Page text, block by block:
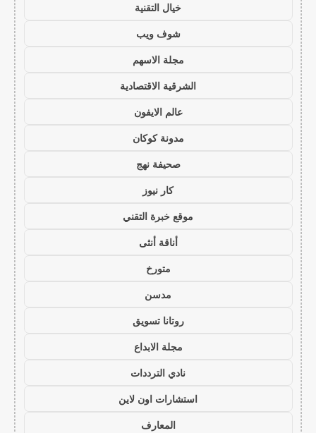
خيال التقنية
شوف ويب
مجلة الاسهم
الشرقية الاقتصادية
عالم الايفون
مدونة كوكان
صحيفة نهج
كار نيوز
موقع خبرة التقني
أناقة أنثى
متورخ
مدسن
روتانا تسويق
مجلة الابداع
نادي الترددات
استشارات اون لاين
المعارف